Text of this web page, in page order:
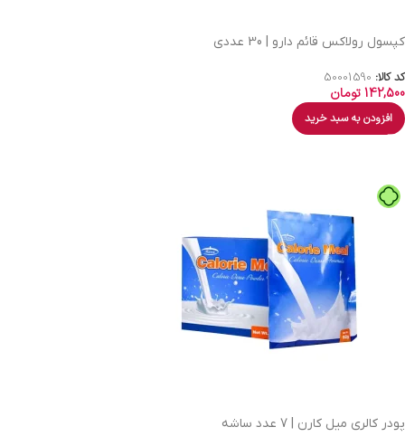
کپسول رولاکس قائم دارو | 30 عددی
کد کالا: 50001590
142,500تومان
افزودن به سبد خرید
پودر کالری میل کارن | 7 عدد ساشه